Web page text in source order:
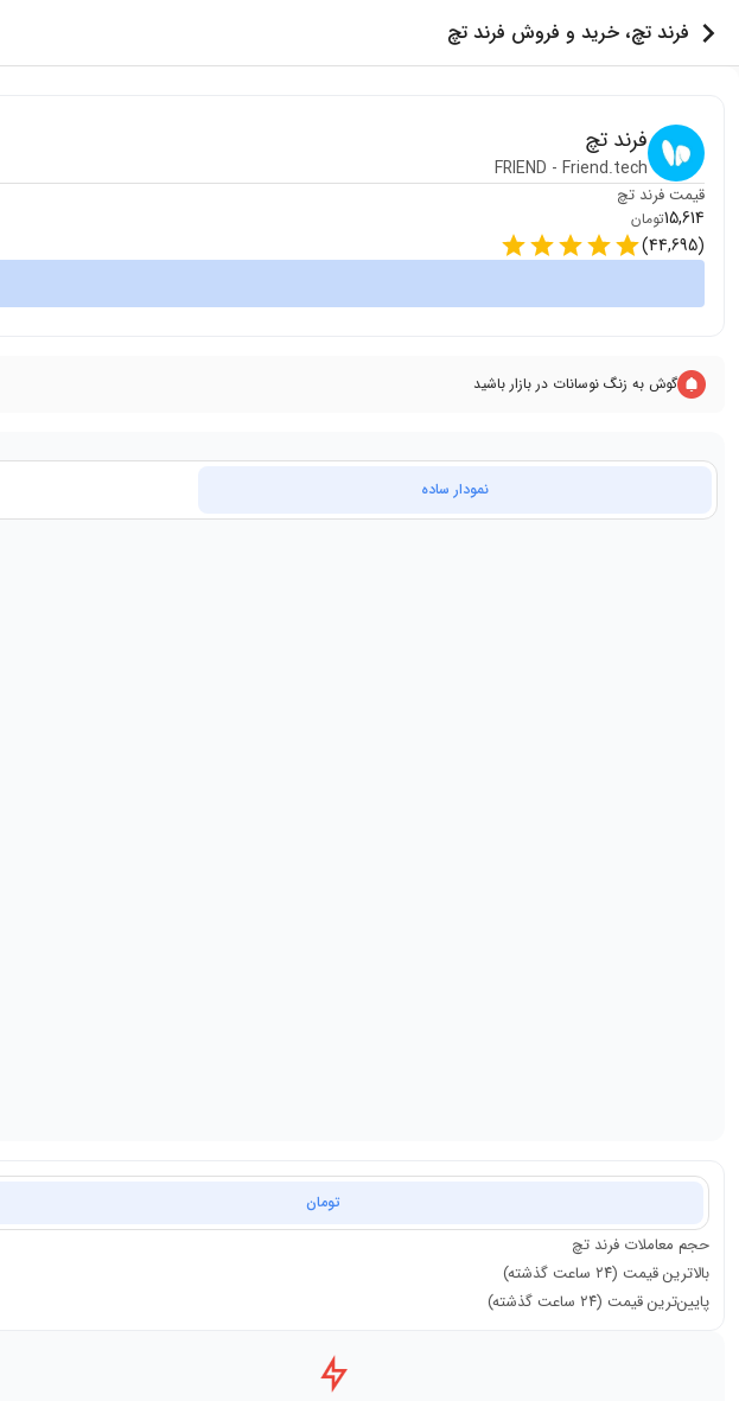
فرند تچ، خرید و فروش فرند تچ
فرند تچ
FRIEND - Friend.tech
قیمت فرند تچ
15,614تومان
(
44,695
)
گوش به زنگ نوسانات در بازار باشید
نمودار ساده
تومان
حجم معاملات فرند تچ
بالاترین قیمت (۲۴ ساعت گذشته)
پایین‌ترین قیمت (۲۴ ساعت گذشته)